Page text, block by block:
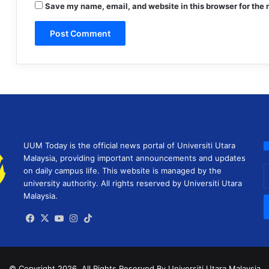
Save my name, email, and website in this browser for the
UUM Today is the official news portal of Universiti Utara
Malaysia, providing important announcements and updates
on daily campus life. This website is managed by the
university authority. All rights reserved by Universiti Utara
Malaysia.
Facebook
X YouTubeInstagram